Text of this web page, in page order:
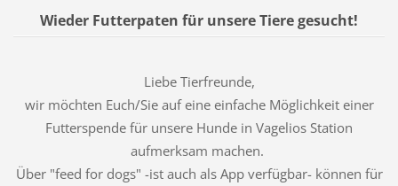
Wieder Futterpaten für unsere Tiere gesucht!
Liebe Tierfreunde,
wir möchten Euch/Sie auf eine einfache Möglichkeit einer
Futterspende für unsere Hunde in Vagelios Station
aufmerksam machen.
Über "feed for dogs" -ist auch als App verfügbar- können für